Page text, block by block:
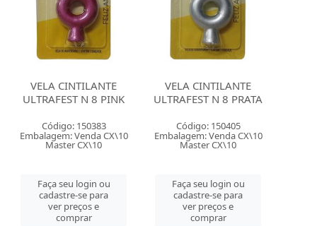
VELA CINTILANTE
ULTRAFEST N 8 PINK
Código: 150383
Embalagem: Venda CX\10
Master CX\10
Faça seu login ou
cadastre-se para
ver preços e
comprar
VELA CINTILANTE
ULTRAFEST N 8 PRATA
Código: 150405
Embalagem: Venda CX\10
Master CX\10
Faça seu login ou
cadastre-se para
ver preços e
comprar